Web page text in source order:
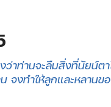
ท่านจะลืมสิ่งที่นัยน์ตา
จงทำให้ลูกและหลานข